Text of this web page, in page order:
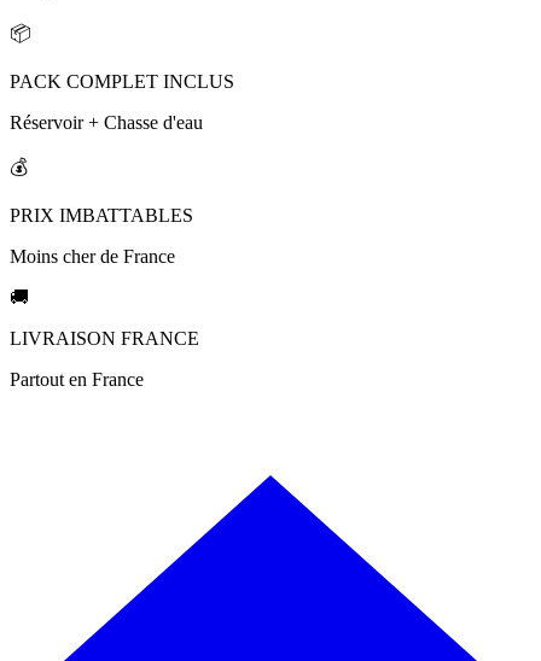
📦
PACK COMPLET INCLUS
Réservoir + Chasse d'eau
💰
PRIX IMBATTABLES
Moins cher de France
🚚
LIVRAISON FRANCE
Partout en France